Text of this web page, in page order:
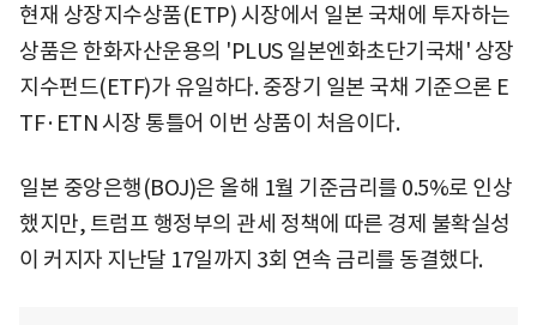
현재 상장지수상품(ETP) 시장에서 일본 국채에 투자하는
상품은 한화자산운용의 'PLUS 일본엔화초단기국채' 상장
지수펀드(ETF)가 유일하다. 중장기 일본 국채 기준으론 E
TF·ETN 시장 통틀어 이번 상품이 처음이다.
일본 중앙은행(BOJ)은 올해 1월 기준금리를 0.5%로 인상
했지만, 트럼프 행정부의 관세 정책에 따른 경제 불확실성
이 커지자 지난달 17일까지 3회 연속 금리를 동결했다.